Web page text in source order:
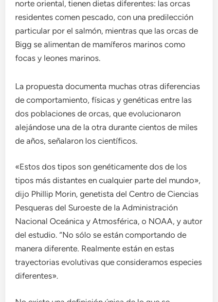
norte oriental, tienen dietas diferentes: las orcas
residentes comen pescado, con una predilección
particular por el salmón, mientras que las orcas de
Bigg se alimentan de mamíferos marinos como
focas y leones marinos.
La propuesta documenta muchas otras diferencias
de comportamiento, físicas y genéticas entre las
dos poblaciones de orcas, que evolucionaron
alejándose una de la otra durante cientos de miles
de años, señalaron los científicos.
«Estos dos tipos son genéticamente dos de los
tipos más distantes en cualquier parte del mundo»,
dijo Phillip Morin, genetista del Centro de Ciencias
Pesqueras del Suroeste de la Administración
Nacional Oceánica y Atmosférica, o NOAA, y autor
del estudio. “No sólo se están comportando de
manera diferente. Realmente están en estas
trayectorias evolutivas que consideramos especies
diferentes».